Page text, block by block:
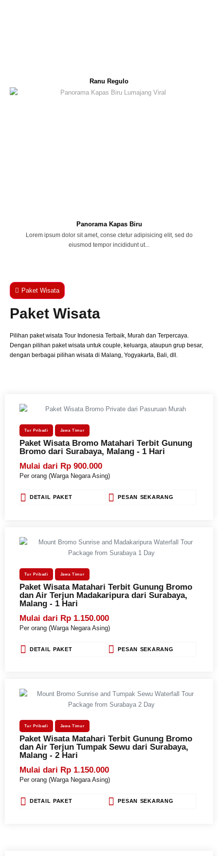
Ranu Regulo
Panorama Kapas Biru
Lorem ipsum dolor sit amet, conse ctetur adipisicing elit, sed do
eiusmod tempor incididunt ut...
Paket Wisata
Paket Wisata
Pilihan paket wisata Tour Indonesia Terbaik, Murah dan Terpercaya.
Dengan pilihan paket wisata untuk couple, keluarga, ataupun grup besar,
dengan berbagai pilihan wisata di Malang, Yogyakarta, Bali, dll.
Tur Pribadi Jawa Timur
Paket Wisata Bromo Matahari Terbit Gunung
Bromo dari Surabaya, Malang - 1 Hari
Mulai dari Rp 900.000
Per orang (Warga Negara Asing)
DETAIL PAKET PESAN SEKARANG
Tur Pribadi Jawa Timur
Paket Wisata Matahari Terbit Gunung Bromo
dan Air Terjun Madakaripura dari Surabaya,
Malang - 1 Hari
Mulai dari Rp 1.150.000
Per orang (Warga Negara Asing)
DETAIL PAKET PESAN SEKARANG
Tur Pribadi Jawa Timur
Paket Wisata Matahari Terbit Gunung Bromo
dan Air Terjun Tumpak Sewu dari Surabaya,
Malang - 2 Hari
Mulai dari Rp 1.150.000
Per orang (Warga Negara Asing)
DETAIL PAKET PESAN SEKARANG